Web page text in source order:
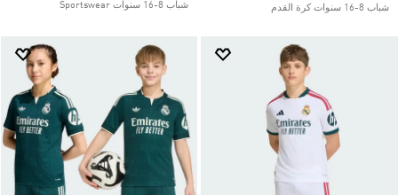
شباب 8-16 سنوات كرة القدم شباب 8-16 سنوات Sportswear